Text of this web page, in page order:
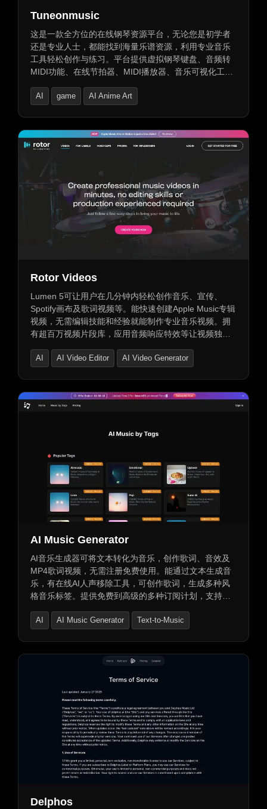
Tuneonmusic
这是一款全方位的在线钢琴资源平台，无论您是初学者
还是专业人士，都能找到海量乐谱资源，利用专业音乐
工具轻松创作与练习。平台提供虚拟钢琴键盘、音频转
MIDI功能、在线节拍器、MIDI播放器、音乐可视化工具
YouTube视频教程和音乐博客，助您提升钢琴技巧和音
AI game AI Anime Art
Rotor Videos
Lumen 5可让用户在几分钟内轻松创作音乐、宣传、
Spotify画布及歌词视频等。能快速创建Apple Music专辑
视频，无需编辑技能和经验就能制作专业音乐视频。拥
有超百万视频片段库，应用音频响应特效等让视频独
歌词视频，转化专辑封面为动态视频，支持直传
AI AI Video Editor AI Video Generator
AI Music Generator
AI音乐生成器可将文本转化为音乐，创作歌词、音效及
MP4歌词视频，无需注册免费使用。能通过文本生成音
乐，有在线AI人声移除工具，可创作歌词，生成多种风
格音乐标签。提供免费到高级的多种订阅计划，支持音
间因计划而异。
AI AI Music Generator Text-to-Music
Delphos